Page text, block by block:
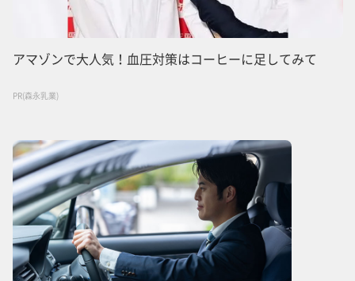
アマゾンで大人気！血圧対策はコーヒーに足してみて
PR(森永乳業)